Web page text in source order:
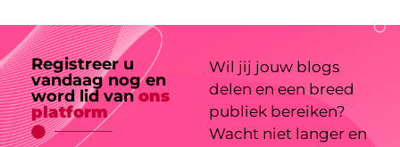
Registreer u
vandaag nog en
word lid vanons
platform
Wil jij jouw blogs
delen en een breed
publiek bereiken?
Wacht niet langer en